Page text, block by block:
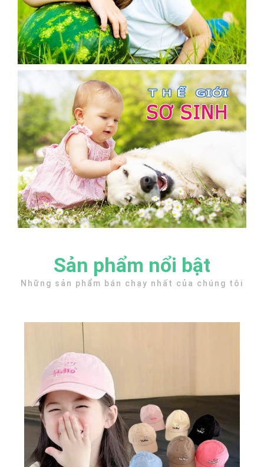
Sản phẩm nổi bật
Những sản phẩm bán chạy nhất của chúng tôi